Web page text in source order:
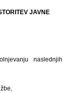
JAVNE
naslednjih